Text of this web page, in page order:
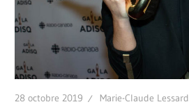
28 octobre 2019 Marie-Claude Lessard